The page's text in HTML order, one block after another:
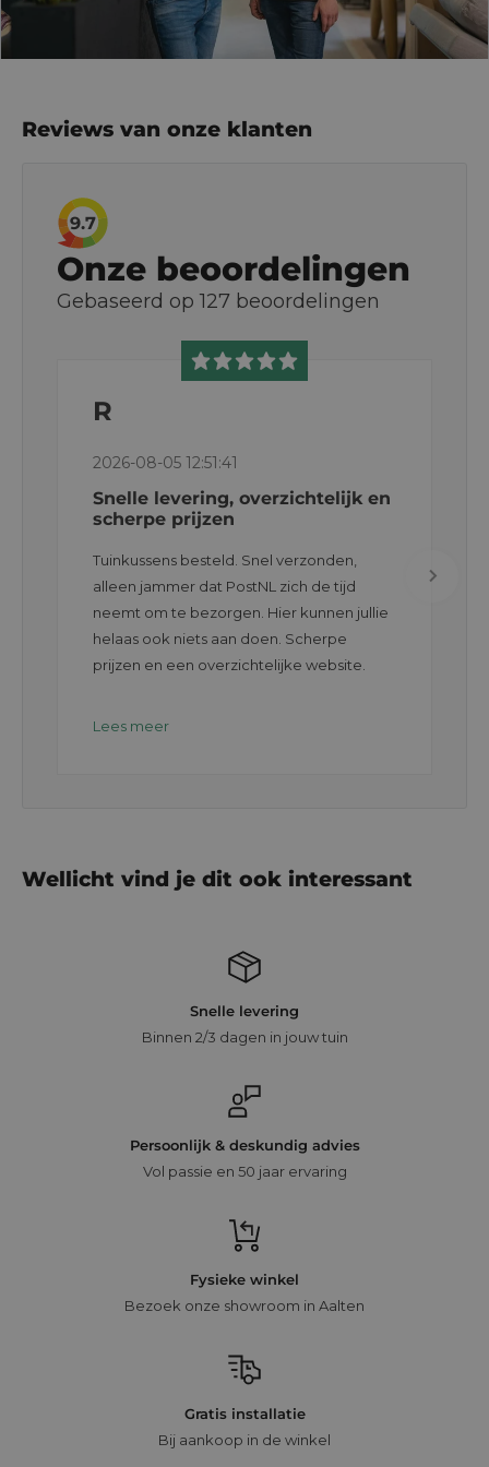
Reviews van onze klanten
9.7
Onze beoordelingen
Gebaseerd op 127 beoordelingen
R
2026-08-05 12:51:41
Snelle levering, overzichtelijk en
scherpe prijzen
Tuinkussens besteld. Snel verzonden,
alleen jammer dat PostNL zich de tijd
neemt om te bezorgen. Hier kunnen jullie
helaas ook niets aan doen. Scherpe
prijzen en een overzichtelijke website.
Lees meer
Wellicht vind je dit ook interessant
Snelle levering
Binnen 2/3 dagen in jouw tuin
Persoonlijk & deskundig advies
Vol passie en 50 jaar ervaring
Fysieke winkel
Bezoek onze showroom in Aalten
Gratis installatie
Bij aankoop in de winkel